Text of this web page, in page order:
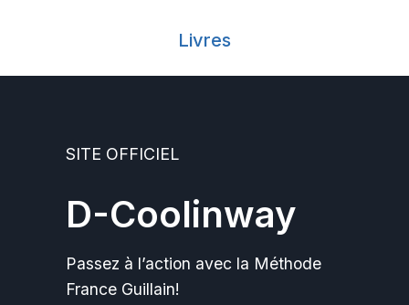
Livres
SITE OFFICIEL
D-Coolinway
Passez à l’action avec la Méthode
France Guillain!